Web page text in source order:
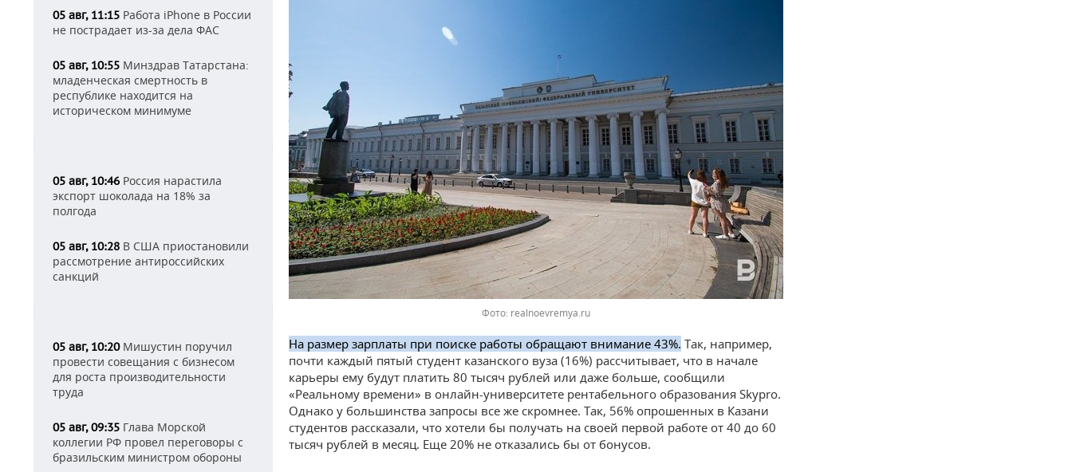
05 авг, 11:15 Работа iPhone в России
не пострадает из-за дела ФАС
05 авг, 10:55 Минздрав Татарстана:
младенческая смертность в
республике находится на
историческом минимуме
05 авг, 10:46 Россия нарастила
экспорт шоколада на 18% за
полгода
05 авг, 10:28 В США приостановили
рассмотрение антироссийских
санкций
05 авг, 10:20Мишустин поручил
провести совещания с бизнесом
для роста производительности
труда
05 авг, 09:35 Глава Морской
коллегии РФ провел переговоры с
бразильским министром обороны
Фото: realnoevremya.ru
На размер зарплаты при поиске работы обращают внимание 43%. Так, например,
почти каждый пятый студент казанского вуза (16%) рассчитывает, что в начале
карьеры ему будут платить 80 тысяч рублей или даже больше, сообщили
«Реальному времени» в онлайн-университете рентабельного образования Skypro.
Однако у большинства запросы все же скромнее. Так, 56% опрошенных в Казани
студентов рассказали, что хотели бы получать на своей первой работе от 40 до 60
тысяч рублей в месяц. Еще 20% не отказались бы от бонусов.